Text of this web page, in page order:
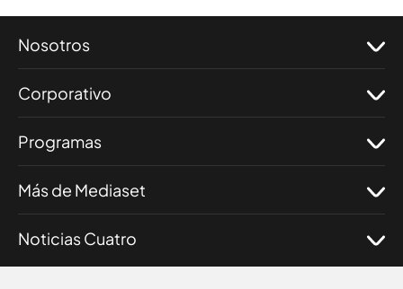
Nosotros
Corporativo
Programas
Más de Mediaset
Noticias Cuatro